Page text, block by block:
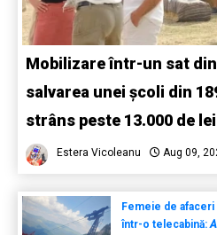
Mobilizare într-un sat
salvarea unei școli din
strâns peste 13.000 de lei
Estera Vicoleanu Aug 09,
Femeie de afaceri
într-o telecabină: